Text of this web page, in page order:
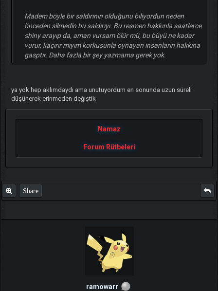
Madem böyle bir saldırının olduğunu biliyordun neden
önceden silmedin bu saldırıyı. Bu resmen hakkınla saatlerce
shiny arayıp da, aman vursam ölür mü, bu büyü ne kadar
vurur, kaçırır mıyım korkusunla oynayan insanların hakkına
gasptır. Daha fazla bir şey yazmama gerek yok.
ya yok hep aklımdaydı ama unutuyordum en sonunda uzun süreli
düşünerek erinmeden değiştik
Namaz
Forum Rütbeleri
Share
ramowarr